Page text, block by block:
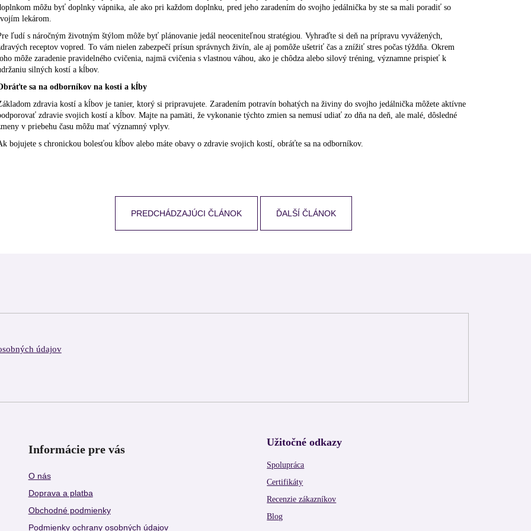
môžu byť doplnky vápnika, ale ako pri každom doplnku, pred jeho zaradením do svojho jedálnička by ste sa mali poradiť so
lekárom.
ľudí s náročným životným štýlom môže byť plánovanie jedál neoceniteľnou stratégiou. Vyhraďte si deň na prípravu vyvážených,
receptov vopred. To vám nielen zabezpečí prísun správnych živín, ale aj pomôže ušetriť čas a znížiť stres počas týždňa. Okrem
môže zaradenie pravidelného cvičenia, najmä cvičenia s vlastnou váhou, ako je chôdza alebo silový tréning, významne prispieť k
silných kostí a kĺbov.
sa na odborníkov na kosti a kĺby
zdravia kostí a kĺbov je tanier, ktorý si pripravujete. Zaradením potravín bohatých na živiny do svojho jedálnička môžete aktívne
zdravie svojich kostí a kĺbov. Majte na pamäti, že vykonanie týchto zmien sa nemusí udiať zo dňa na deň, ale malé, dôsledné
v priebehu času môžu mať významný vplyv.
bojujete s chronickou bolesťou kĺbov alebo máte obavy o zdravie svojich kostí, obráťte sa na odborníkov.
PREDCHÁDZAJÚCI ČLÁNOK ĎALŠÍ ČLÁNOK
údajov
Informácie pre vás
O nás
Doprava a platba
Obchodné podmienky
Podmienky ochrany osobných údajov
Užitočné odkazy
Spolupráca
Certifikáty
Recenzie zákazníkov
Blog